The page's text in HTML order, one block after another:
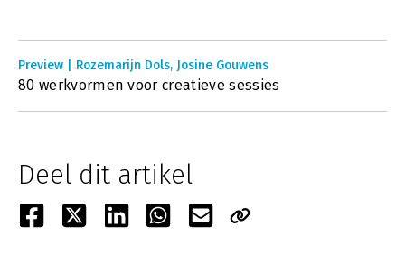
Preview | Rozemarijn Dols, Josine Gouwens
80 werkvormen voor creatieve sessies
Deel dit artikel